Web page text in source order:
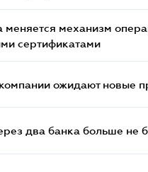
меняется механизм
сертификатами
ожидают новые
два банка больше не